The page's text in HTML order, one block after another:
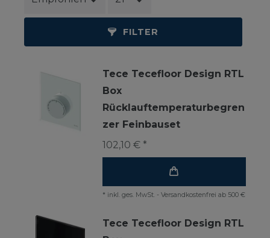
FILTER
Tece Tecefloor Design RTL
Box
Rücklauftemperaturbegren
zer Feinbauset
102,10 € *
* inkl. ges. MwSt. - Versandkostenfrei ab 500 €
Tece Tecefloor Design RTL